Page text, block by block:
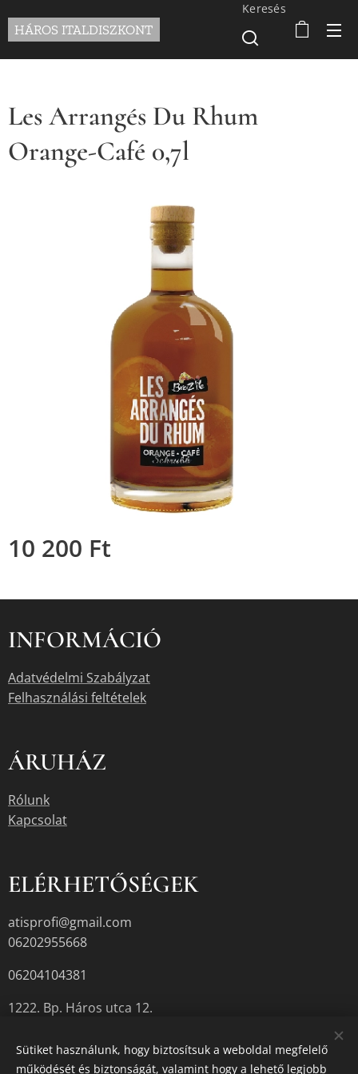
HÁROS ITALDISZKONT
Keresés
Les Arrangés Du Rhum
Orange-Café 0,7l
10 200 Ft
INFORMÁCIÓ
Adatvédelmi Szabályzat
Felhasználási feltételek
ÁRUHÁZ
Rólunk
Kapcsolat
ELÉRHETŐSÉGEK
atisprofi@gmail.com
06202955668
06204104381
1222. Bp. Háros utca 12.
Sütiket használunk, hogy biztosítsuk a weboldal megfelelő
működését és biztonságát, valamint hogy a lehető legjobb